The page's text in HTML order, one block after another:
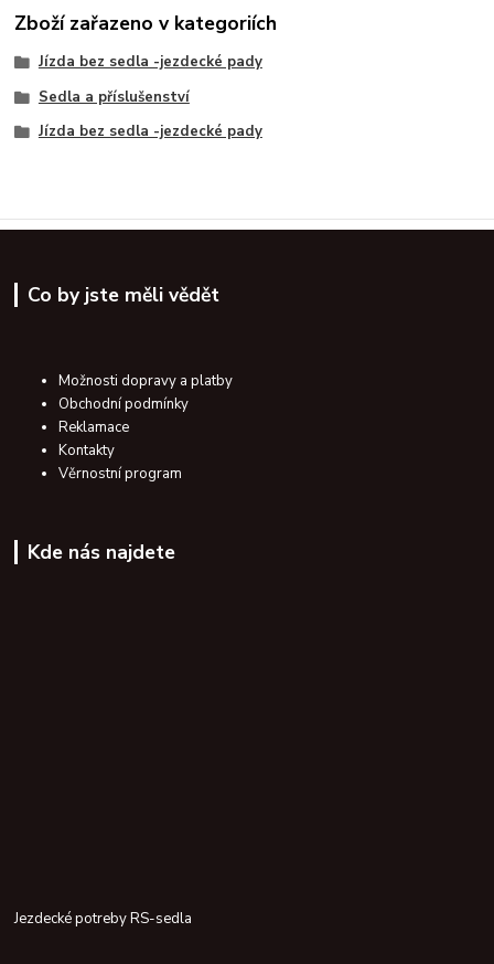
Zboží zařazeno v kategoriích
Jízda bez sedla -jezdecké pady
Sedla a příslušenství
Jízda bez sedla -jezdecké pady
Co by jste měli vědět
Možnosti dopravy a platby
Obchodní podmínky
Reklamace
Kontakty
Věrnostní program
Kde nás najdete
Jezdecké potreby RS-sedla